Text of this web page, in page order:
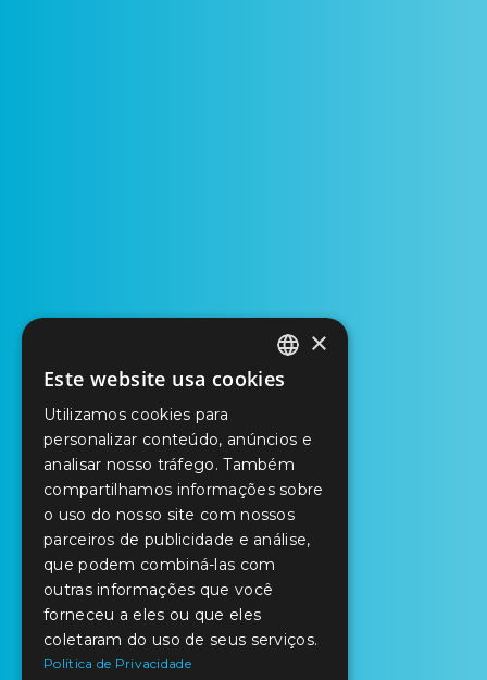
PORTUGUESE
ENGLISH
SPANISH
×
Este website usa cookies
Utilizamos cookies para
personalizar conteúdo, anúncios e
analisar nosso tráfego. Também
compartilhamos informações sobre
o uso do nosso site com nossos
parceiros de publicidade e análise,
que podem combiná-las com
outras informações que você
forneceu a eles ou que eles
coletaram do uso de seus serviços.
Política de Privacidade